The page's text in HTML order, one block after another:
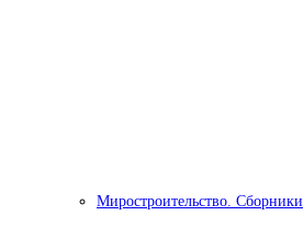
Миростроительство. Сборники